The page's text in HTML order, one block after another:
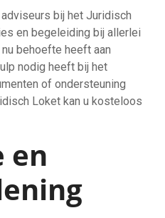
bij het Juridisch
en begeleiding bij allerlei
behoefte heeft aan
nodig heeft bij het
of ondersteuning
Loket kan u kosteloos
en